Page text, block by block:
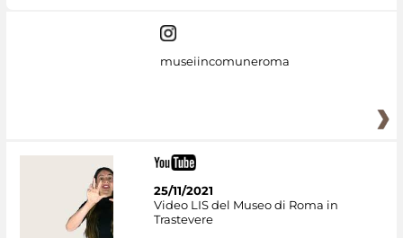
museiincomuneroma
25/11/2021
Video LIS del Museo di Roma in
Trastevere